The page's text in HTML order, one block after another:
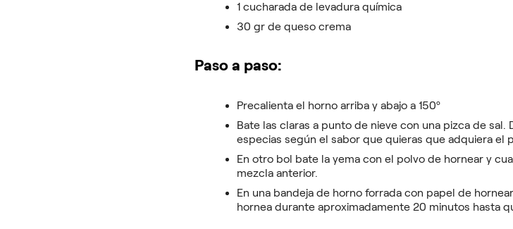
1 cucharada de levadura química
30 gr de queso crema
Paso a paso:
Precalienta el horno arriba y abajo a 150º
Bate las claras a punto de nieve con una pizca de sal.
especias según el sabor que quieras que adquiera el
En otro bol bate la yema con el polvo de hornear y
mezcla anterior.
En una bandeja de horno forrada con papel de
hornea durante aproximadamente 20 minutos hasta